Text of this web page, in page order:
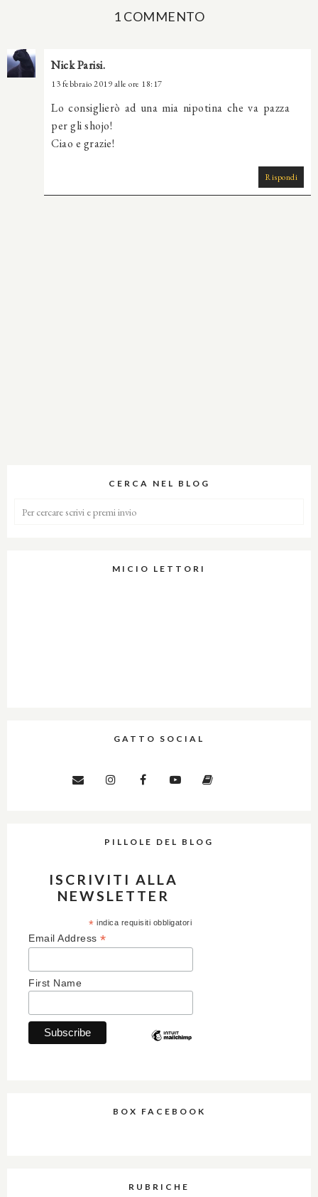
1 COMMENTO
Nick Parisi.
13 febbraio 2019 alle ore 18:17
Lo consiglierò ad una mia nipotina che va pazza
per gli shojo!
Ciao e grazie!
Rispondi
CERCA NEL BLOG
MICIO LETTORI
GATTO SOCIAL
PILLOLE DEL BLOG
ISCRIVITI ALLA
NEWSLETTER
* indica requisiti obbligatori
Email Address *
First Name
BOX FACEBOOK
RUBRICHE